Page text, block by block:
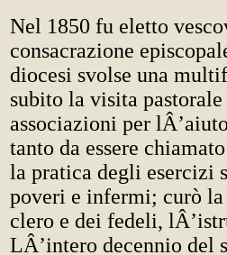
Nel 1850 fu eletto
consacrazione
diocesi svolse una
subito la visita
associazioni per
tanto da essere
la pratica degli esercizi
poveri e infermi; curò
clero e dei fedeli,
LÂ’intero decennio del